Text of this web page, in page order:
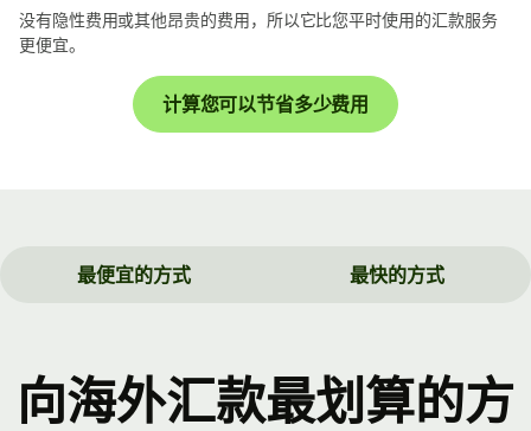
没有隐性费用或其他昂贵的费用，所以它比您平时使用的汇款服务
更便宜。
计算您可以节省多少费用
最便宜的方式 最快的方式
向海外汇款最划算的方